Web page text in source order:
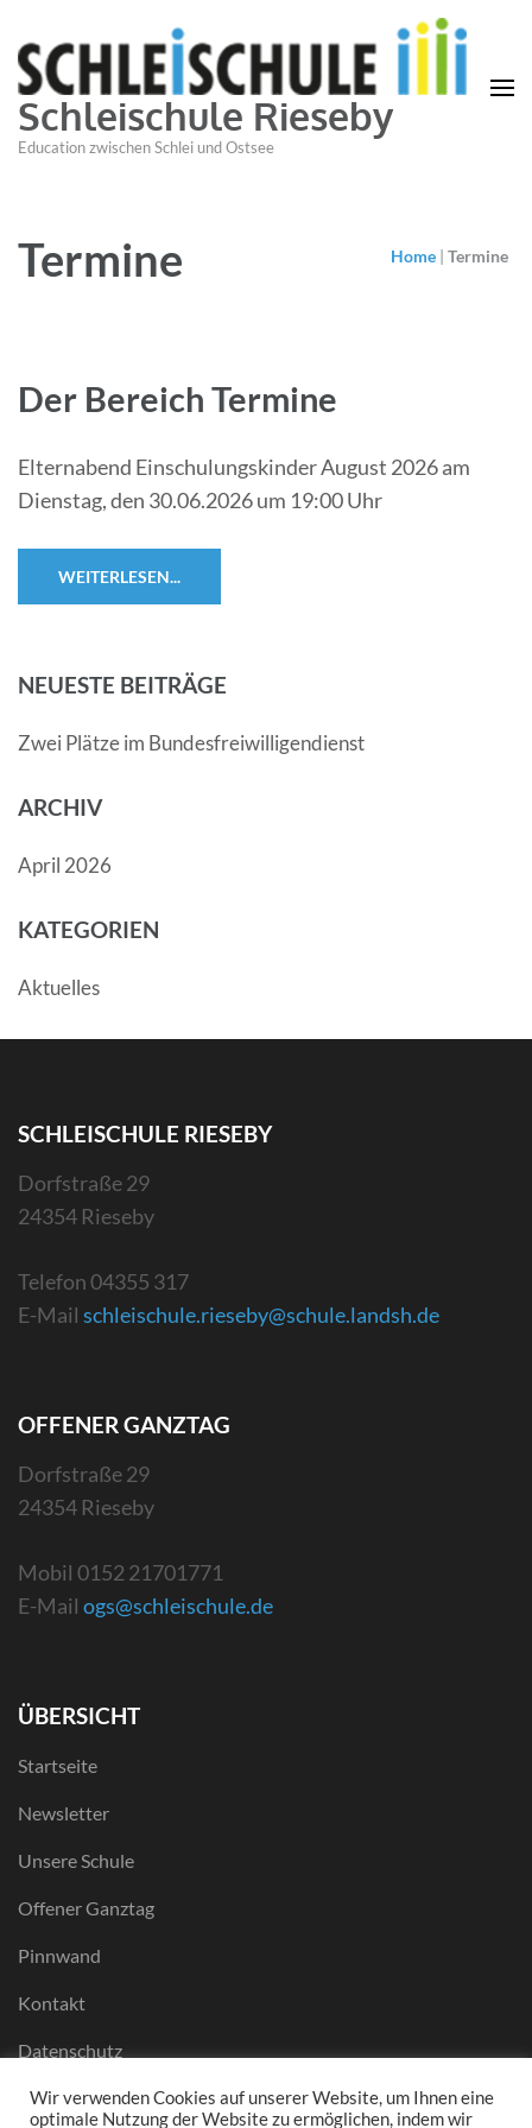
Schleischule Rieseby
Education zwischen Schlei und Ostsee
Termine Home | Termine
Der Bereich Termine
Elternabend Einschulungskinder August 2026 am
Dienstag, den 30.06.2026 um 19:00 Uhr
WEITERLESEN...
NEUESTE BEITRÄGE
Zwei Plätze im Bundesfreiwilligendienst
ARCHIV
April 2026
KATEGORIEN
Aktuelles
SCHLEISCHULE RIESEBY
Dorfstraße 29
24354 Rieseby
Telefon 04355 317
E-Mail schleischule.rieseby@schule.landsh.de
OFFENER GANZTAG
Dorfstraße 29
24354 Rieseby
Mobil 0152 21701771
E-Mail ogs@schleischule.de
ÜBERSICHT
Startseite
Newsletter
Unsere Schule
Offener Ganztag
Pinnwand
Kontakt
Datenschutz
Impressum
Wir verwenden Cookies auf unserer Website, um Ihnen eine
optimale Nutzung der Website zu ermöglichen, indem wir